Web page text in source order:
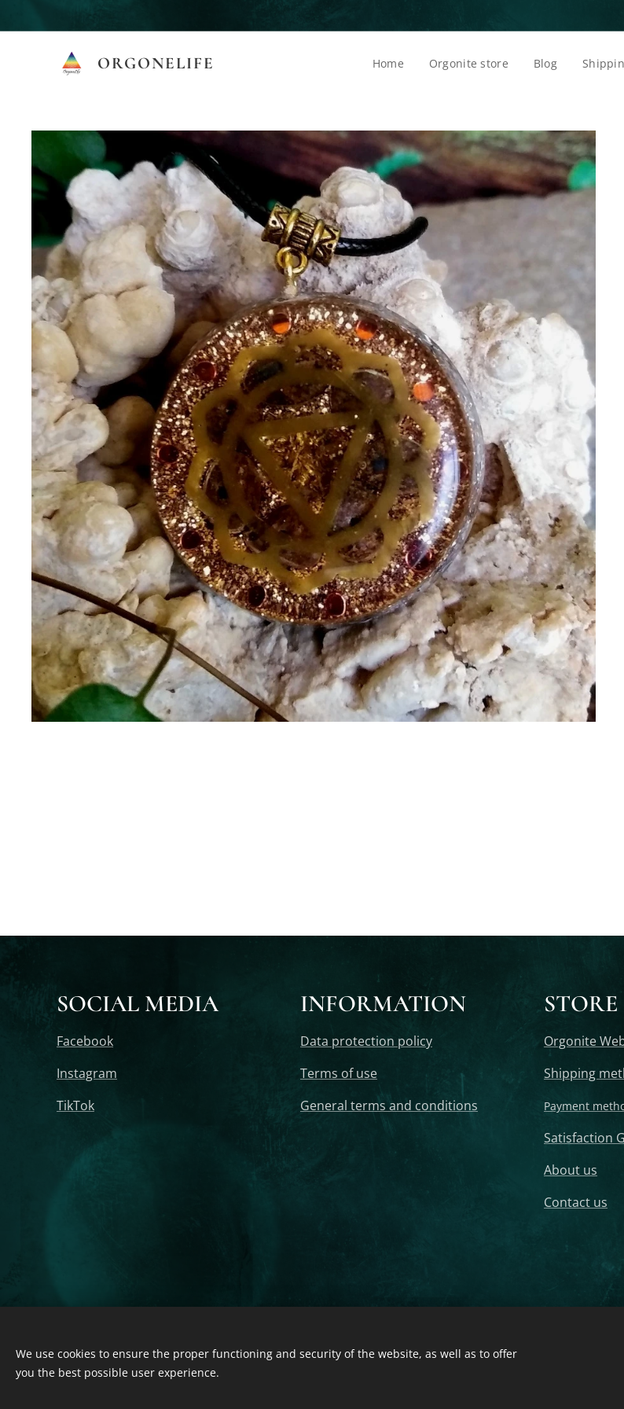
ORGONELIFE Home Orgonite store Blog
SOCIAL MEDIA
Facebook
Instagram
TikTok
INFORMATION
Data protection policy
Terms of use
General terms and conditions
STORE
Orgonite
Shipping
Payment
Satisfaction
About us
Contact us
Mobile Phones and Tablets, Orgonite Copper Foot Pyramid, Orgonite Bracelet, Orgonite Coaster, Orgonite Keychain,
Energy, Orgone Generator, Orgonite Webstore - All Rights Reserved
We use cookies to ensure the proper functioning and security of the website, as well as to offer
you the best possible user experience.